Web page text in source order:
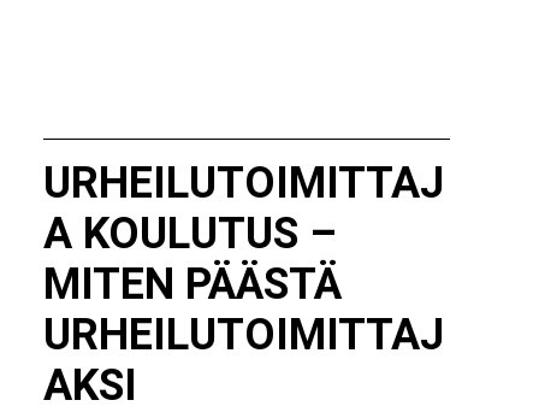
URHEILUTOIMITTAJ
A KOULUTUS –
MITEN PÄÄSTÄ
URHEILUTOIMITTAJ
AKSI